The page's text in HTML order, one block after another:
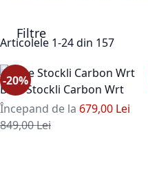
Filtre
Articolele 1-24din 157
-20%
Bete Stockli Carbon Wrt
Începand de la 679,00 Lei
Pret standard
849,00 Lei